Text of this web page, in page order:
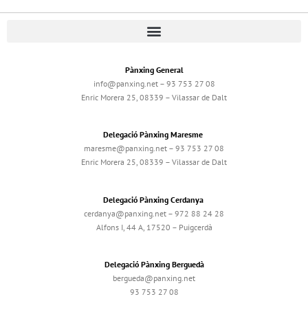
Pànxing General
info@panxing.net – 93 753 27 08
Enric Morera 25, 08339 – Vilassar de Dalt
Delegació Pànxing Maresme
maresme@panxing.net – 93 753 27 08
Enric Morera 25, 08339 – Vilassar de Dalt
Delegació Pànxing Cerdanya
cerdanya@panxing.net – 972 88 24 28
Alfons I, 44 A, 17520 – Puigcerdà
Delegació Pànxing Berguedà
bergueda@panxing.net
93 753 27 08